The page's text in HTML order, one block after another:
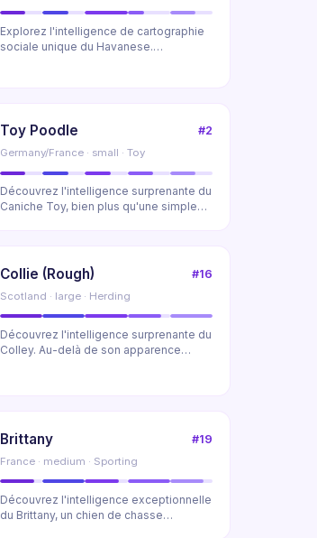
Explorez l'intelligence de cartographie
sociale unique du Havanese.
Toy Poodle #2
Germany/France · small · Toy
Découvrez l'intelligence surprenante du
Caniche Toy, bien plus qu'une simple
Collie (Rough) #16
Scotland · large · Herding
Découvrez l'intelligence surprenante du
Colley. Au-delà de son apparence
Brittany #19
France · medium · Sporting
Découvrez l'intelligence exceptionnelle
du Brittany, un chien de chasse